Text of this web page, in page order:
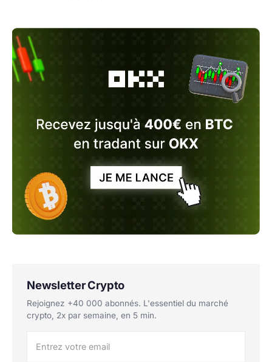
Newsletter Crypto
Rejoignez +40 000 abonnés. L'essentiel du marché
crypto, 2x par semaine, en 5 min.